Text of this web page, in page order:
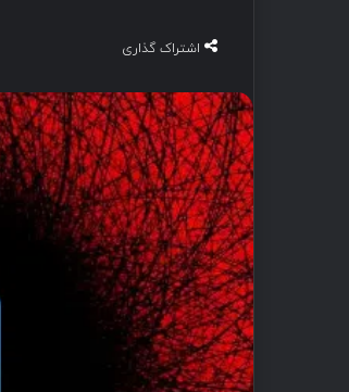
ل
ب
ه
ا
ی
م
ی
ل
اشتراک گذاری